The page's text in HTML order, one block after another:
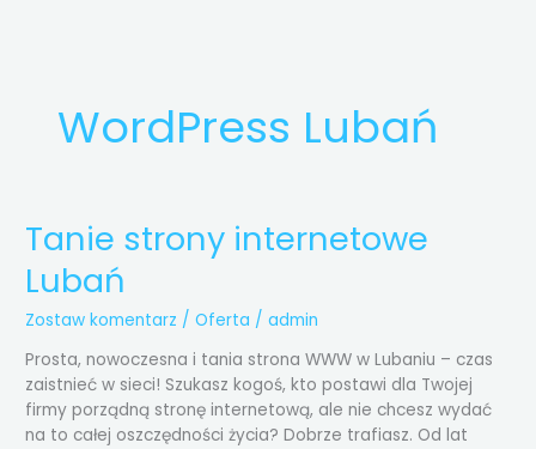
WordPress Lubań
Tanie strony internetowe
Lubań
Zostaw komentarz /Oferta /admin
Prosta, nowoczesna i tania strona WWW w Lubaniu – czas
zaistnieć w sieci! Szukasz kogoś, kto postawi dla Twojej
firmy porządną stronę internetową, ale nie chcesz wydać
na to całej oszczędności życia? Dobrze trafiasz. Od lat
Tanie
strony
internetowe